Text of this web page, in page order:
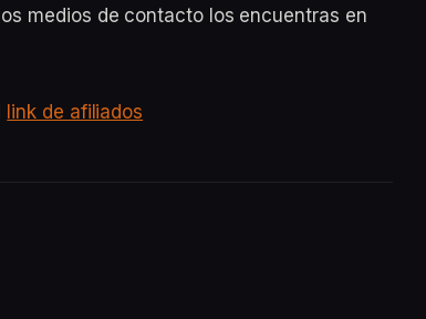
medios de contacto los encuentras en
link de afiliados